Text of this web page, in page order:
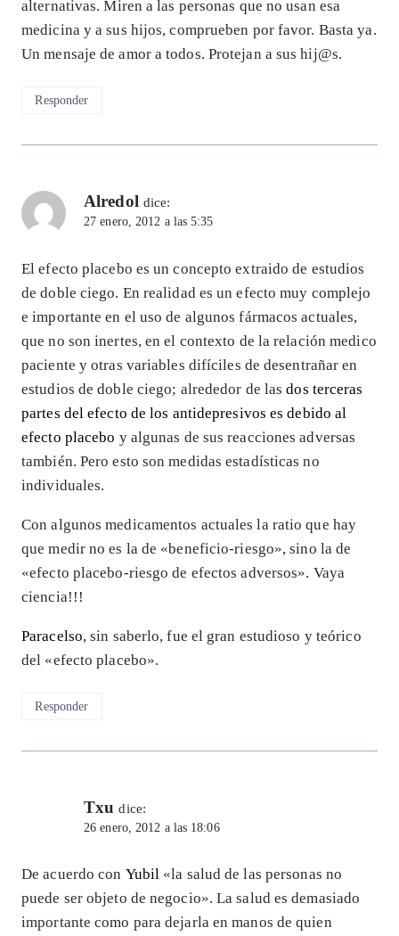
alternativas. Miren a las personas que no usan esa
medicina y a sus hijos, comprueben por favor. Basta ya.
Un mensaje de amor a todos. Protejan a sus hij@s.
Responder
Alredol dice:
27 enero, 2012 a las 5:35
El efecto placebo es un concepto extraido de estudios
de doble ciego. En realidad es un efecto muy complejo
e importante en el uso de algunos fármacos actuales,
que no son inertes, en el contexto de la relación medico
paciente y otras variables difíciles de desentrañar en
estudios de doble ciego; alrededor de lasdos terceras
partes del efecto de los antidepresivos es debido al
efecto placebo y algunas de sus reacciones adversas
también. Pero esto son medidas estadísticas no
individuales.
Con algunos medicamentos actuales la ratio que hay
que medir no es la de «beneficio-riesgo», sino la de
«efecto placebo-riesgo de efectos adversos». Vaya
ciencia!!!
Paracelso, sin saberlo, fue el gran estudioso y teórico
del «efecto placebo».
Responder
Txu dice:
26 enero, 2012 a las 18:06
De acuerdo con Yubil «la salud de las personas no
puede ser objeto de negocio». La salud es demasiado
importante como para dejarla en manos de quien